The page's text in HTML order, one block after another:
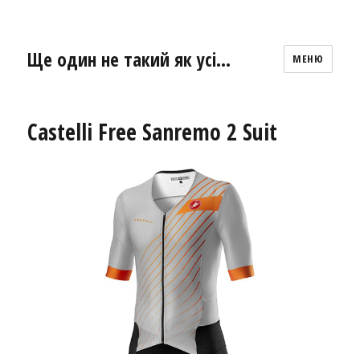
Ще один не такий як усі… МЕНЮ
Castelli Free Sanremo 2 Suit